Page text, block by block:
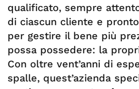
qualificato, sempre
di ciascun cliente e
per gestire il bene più
possa possedere: la
Con oltre vent’anni di
spalle, quest’azienda